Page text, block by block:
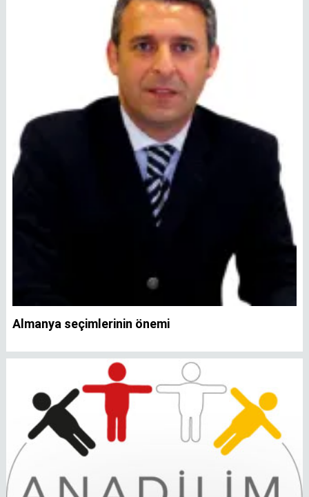
Almanya seçimlerinin önemi